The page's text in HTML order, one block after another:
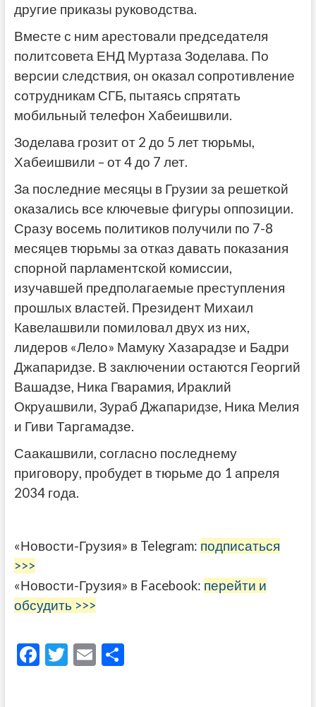
другие приказы руководства.
Вместе с ним арестовали председателя
политсовета ЕНД Муртаза Зоделава. По
версии следствия, он оказал сопротивление
сотрудникам СГБ, пытаясь спрятать
мобильный телефон Хабеишвили.
Зоделава грозит от 2 до 5 лет тюрьмы,
Хабеишвили – от 4 до 7 лет.
За последние месяцы в Грузии за решеткой
оказались все ключевые фигуры оппозиции.
Сразу восемь политиков получили по 7-8
месяцев тюрьмы за отказ давать показания
спорной парламентской комиссии,
изучавшей предполагаемые преступления
прошлых властей. Президент Михаил
Кавелашвили помиловал двух из них,
лидеров «Лело» Мамуку Хазарадзе и Бадри
Джапаридзе. В заключении остаются Георгий
Вашадзе, Ника Гварамия, Ираклий
Окруашвили, Зураб Джапаридзе, Ника Мелия
и Гиви Таргамадзе.
Саакашвили, согласно последнему
приговору, пробудет в тюрьме до 1 апреля
2034 года.
«Новости-Грузия» в Telegram: подписаться
>>>
«Новости-Грузия» в Facebook: перейти и
обсудить >>>
F T E О